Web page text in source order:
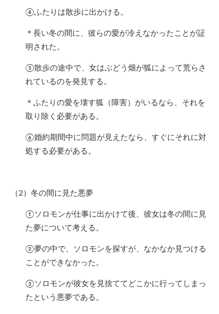
④ふたりは散歩に出かける。
＊長い冬の間に、彼らの愛が冷えなかったことが証
明された。
⑤散歩の途中で、女はぶどう畑が狐によって荒らさ
れているのを発見する。
＊ふたりの愛を壊す狐（障害）がいるなら、それを
取り除く必要がある。
⑥婚約期間中に問題が見えたなら、すぐにそれに対
処する必要がある。
（2）冬の間に見た悪夢
①ソロモンが仕事に出かけて後、彼女は冬の間に見
た夢について考える。
②夢の中で、ソロモンを探すが、なかなか見つける
ことができなかった。
③ソロモンが彼女を見捨ててどこかに行ってしまっ
たという悪夢である。